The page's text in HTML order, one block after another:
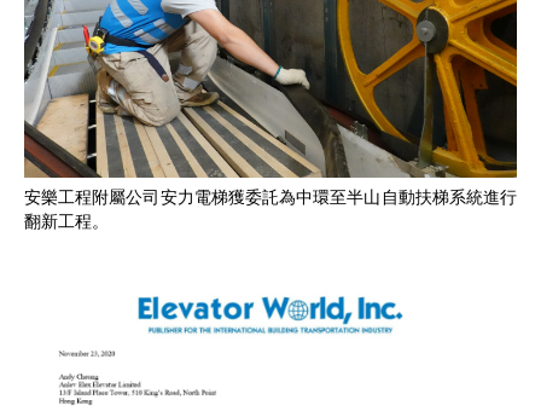
安樂工程附屬公司安力電梯獲委託為中環至半山自動扶梯系統進行
翻新工程。